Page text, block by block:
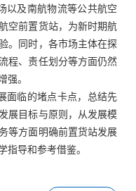
以及南航物流等公共航空
空前置货站，为新时期航
。同时，各市场主体在探
程、责任划分等方面仍然
强。
面临的堵点卡点，总结先
展目标与原则，从发展模
等方面明确前置货站发展
指导和参考借鉴。